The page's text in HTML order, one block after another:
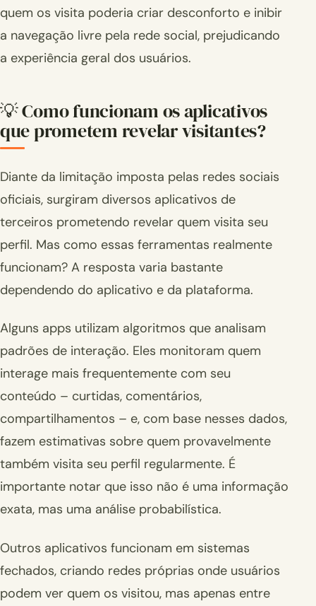
quem os visita poderia criar desconforto e inibir
a navegação livre pela rede social, prejudicando
a experiência geral dos usuários.
💡 Como funcionam os aplicativos
que prometem revelar visitantes?
Diante da limitação imposta pelas redes sociais
oficiais, surgiram diversos aplicativos de
terceiros prometendo revelar quem visita seu
perfil. Mas como essas ferramentas realmente
funcionam? A resposta varia bastante
dependendo do aplicativo e da plataforma.
Alguns apps utilizam algoritmos que analisam
padrões de interação. Eles monitoram quem
interage mais frequentemente com seu
conteúdo – curtidas, comentários,
compartilhamentos – e, com base nesses dados,
fazem estimativas sobre quem provavelmente
também visita seu perfil regularmente. É
importante notar que isso não é uma informação
exata, mas uma análise probabilística.
Outros aplicativos funcionam em sistemas
fechados, criando redes próprias onde usuários
podem ver quem os visitou, mas apenas entre